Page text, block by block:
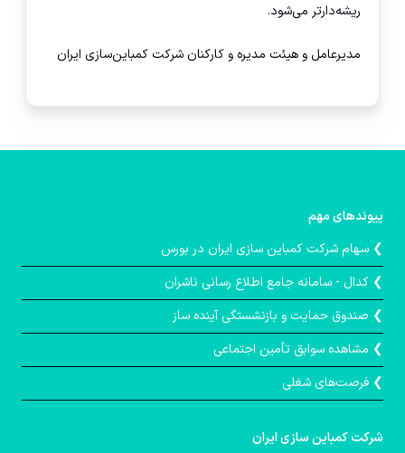
ریشه‌دارتر می‌شود.
مدیرعامل و هیئت مدیره و کارکنان شرکت کمباین‌سازی ایران
پیوندهای مهم
❯ سهام شرکت کمباین سازی ایران در بورس
❯ کدال - سامانه جامع اطلاع رسانی ناشران
❯ صندوق حمايت و بازنشستگی آينده ساز
❯ مشاهده سوابق تأمین اجتماعی
❯ فرصت‌های شغلی
شركت كمباین سازی ایران